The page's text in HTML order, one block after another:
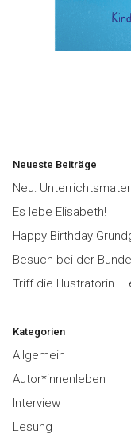
Neueste Beiträge
Neu:
Es lebe Elisabeth!
Happy Birthday
Besuch bei der
Triff die Illustratorin –
Kategorien
Allgemein
Autor*innenleben
Interview
Lesung